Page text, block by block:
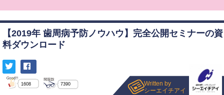
【2019年 歯周病予防ノウハウ】完全公開セミナーの資
料ダウンロード
1608 7390
Written by
シーエイチアイ